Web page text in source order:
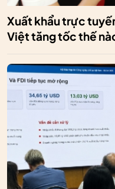
Xuất khẩu trực
Việt tăng tốc thế